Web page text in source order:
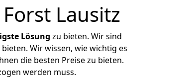
Lausitz
Lösung zu bieten. Wir sind
Wir wissen, wie wichtig es
die besten Preise zu bieten.
werden muss.